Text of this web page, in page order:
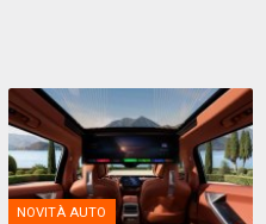
NOVITÀ AUTO